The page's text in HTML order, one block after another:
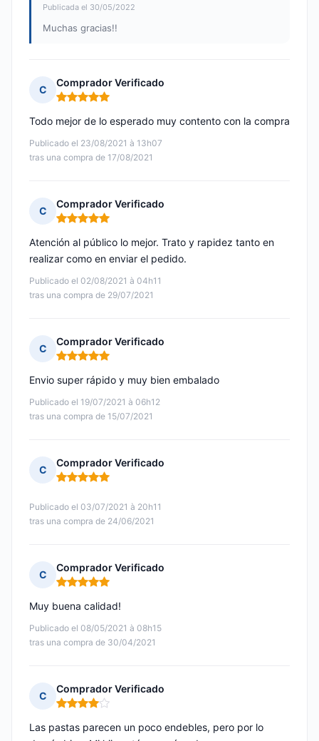
Publicada el 30/05/2022
Muchas gracias!!
C
Comprador Verificado
Nota: 5 de 5
Publicado el 23/08/2021 à 13h07
tras una compra de 17/08/2021
Todo mejor de lo esperado muy contento con la compra
C
Comprador Verificado
Nota: 5 de 5
Publicado el 02/08/2021 à 04h11
tras una compra de 29/07/2021
Atención al público lo mejor. Trato y rapidez tanto en
realizar como en enviar el pedido.
C
Comprador Verificado
Nota: 5 de 5
Publicado el 19/07/2021 à 06h12
tras una compra de 15/07/2021
Envio super rápido y muy bien embalado
C
Comprador Verificado
Nota: 5 de 5
Publicado el 03/07/2021 à 20h11
tras una compra de 24/06/2021
C
Comprador Verificado
Nota: 5 de 5
Publicado el 08/05/2021 à 08h15
tras una compra de 30/04/2021
Muy buena calidad!
C
Comprador Verificado
Nota: 4 de 5
Las pastas parecen un poco endebles, pero por lo